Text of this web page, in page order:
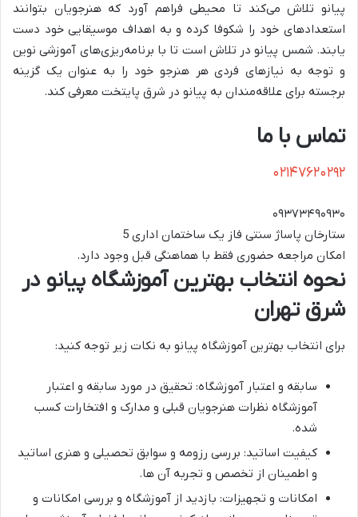
پیانو تلاش می‌کند تا محیطی فراهم آورد که هنرجویان بتوانند
استعدادهای خود را شکوفا کرده و به اهداف موسیقایی خود دست
یابند. شمس پیانو در تلاش است تا با برنامه‌ریزی‌های آموزشی نوین
و توجه به نیازهای فردی هر هنرجو خود را به عنوان یک گزینه
برجسته برای علاقه‌مندان به پیانو در شرق پایتخت معرفی کند.
تماس با ما
۰۲۱۴۷۶۲۰۲۹۲
۰۹۳۷۳۴۹۰۹۳۰
ستارخان پاساژ سنتی فاز یک ساختمان اداری 5
امکان مراجعه حضوری فقط با هماهنگی قبل وجود دارد.
نحوه انتخاب بهترین آموزشگاه پیانو در
شرق تهران
برای انتخاب بهترین آموزشگاه پیانو به نکات زیر توجه کنید:
سابقه و اعتبار آموزشگاه: تحقیق در مورد سابقه و اعتبار
آموزشگاه نظرات هنرجویان قبلی و مدارک و افتخارات کسب
شده.
کیفیت اساتید: بررسی رزومه و سوابق تحصیلی و هنری اساتید
و اطمینان از تخصص و تجربه آن ها.
امکانات و تجهیزات: بازدید از آموزشگاه و بررسی امکانات و